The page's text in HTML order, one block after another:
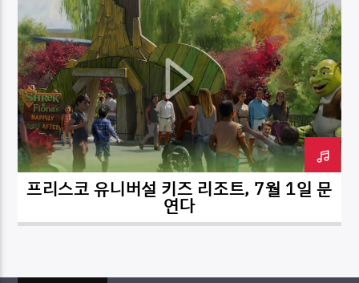
CURRENT TRACK
TITLE
ARTIST
DK NET Radio.co
프리스코 유니버설 키즈 리조트, 7월 1일 문
연다